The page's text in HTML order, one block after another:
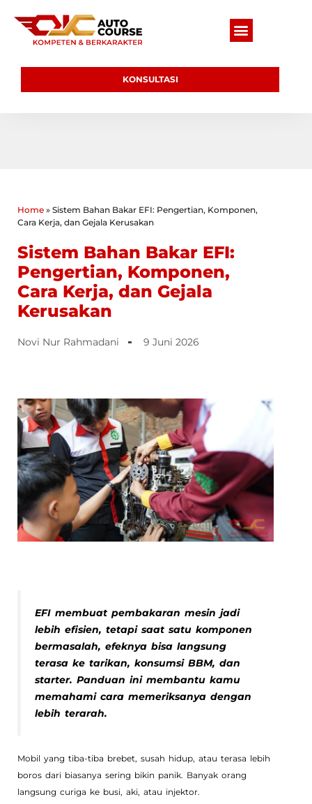
KONSULTASI
Home » Sistem Bahan Bakar EFI: Pengertian, Komponen,
Cara Kerja, dan Gejala Kerusakan
Sistem Bahan Bakar EFI:
Pengertian, Komponen,
Cara Kerja, dan Gejala
Kerusakan
Novi Nur Rahmadani 9 Juni 2026
EFI membuat pembakaran mesin jadi
lebih efisien, tetapi saat satu komponen
bermasalah, efeknya bisa langsung
terasa ke tarikan, konsumsi BBM, dan
starter. Panduan ini membantu kamu
memahami cara memeriksanya dengan
lebih terarah.
Mobil yang tiba-tiba brebet, susah hidup, atau terasa lebih
boros dari biasanya sering bikin panik. Banyak orang
langsung curiga ke busi, aki, atau injektor.